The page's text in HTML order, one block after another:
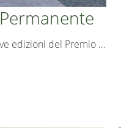
edizioni del Premio …